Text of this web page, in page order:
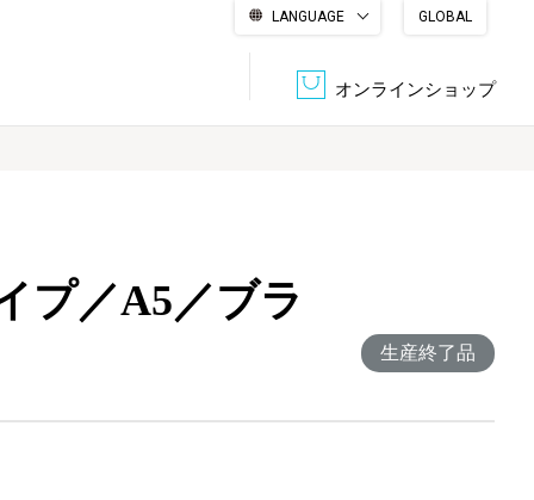
LANGUAGE
GLOBAL
オンラインショップ
筆記具 DPS（データ・プリント・サービス）
認証一覧
プ／A5／ブラ
生産終了品